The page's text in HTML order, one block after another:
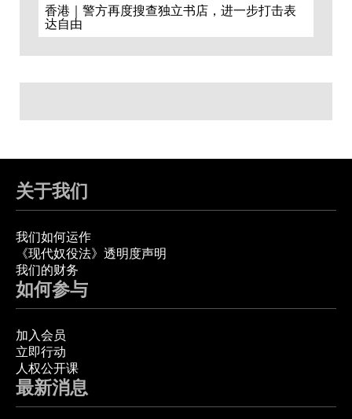
香港｜警方再度搜查独立书店，进一步打击表
达自由
关于我们
我们如何运作
《现代奴役法》透明度声明
我们的财务
如何参与
加入会员
立即行动
人权公开课
最新消息